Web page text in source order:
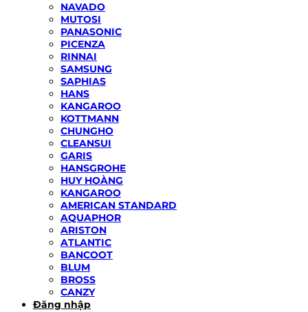
NAVADO
MUTOSI
PANASONIC
PICENZA
RINNAI
SAMSUNG
SAPHIAS
HANS
KANGAROO
KOTTMANN
CHUNGHO
CLEANSUI
GARIS
HANSGROHE
HUY HOÀNG
KANGAROO
AMERICAN STANDARD
AQUAPHOR
ARISTON
ATLANTIC
BANCOOT
BLUM
BROSS
CANZY
Đăng nhập